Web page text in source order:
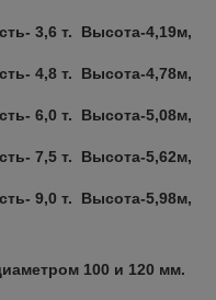
3,6 т. Высота-4,19м,
4,8 т. Высота-4,78м,
6,0 т. Высота-5,08м,
7,5 т. Высота-5,62м,
9,0 т. Высота-5,98м,
100 и 120 мм.